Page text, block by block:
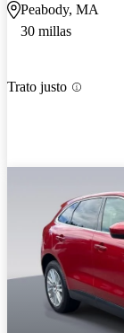
Peabody, MA
30 millas
Trato justo